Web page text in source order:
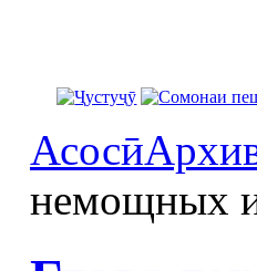
Асосӣ
немощных